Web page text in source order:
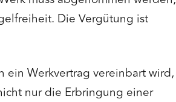
Die Vergütung ist
ein Werkvertrag vereinbart wird,
nur die Erbringung einer